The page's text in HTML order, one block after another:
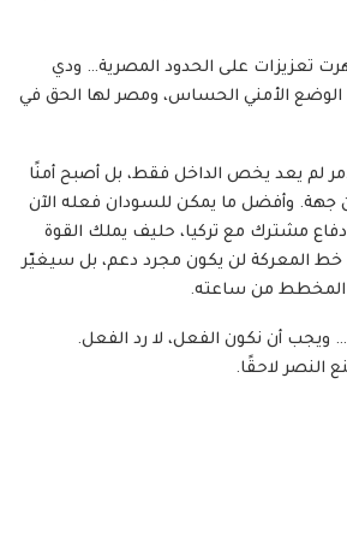
تعزيزات على الحدود المصرية… ودي
الأمني الحساس، ومصر لها الحق في
لم يعد يخص الداخل فقط، بل أصبح أمنًا
جهة. وأفضل ما يمكن للسودان فعله الآن
دفاع مشترك مع تركيا، حليف يملك القوة
خط المعركة لن يكون مجرد دعم، بل سيغيّر
المخطط من ساعته.
أن نكون الفعل، لا رد الفعل.
النصر لاحقًا.